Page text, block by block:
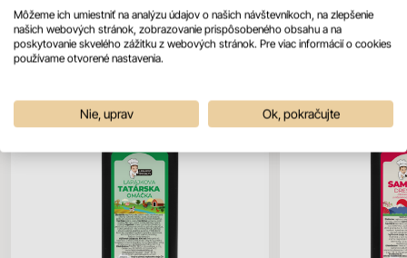
Mohlo by sa vám páčiť Všetky produkty
Môžeme ich umiestniť na analýzu údajov o našich návštevníkoch, na zlepšenie
našich webových stránok, zobrazovanie prispôsobeného obsahu a na
poskytovanie skvelého zážitku z webových stránok. Pre viac informácií o cookies
používame otvorené nastavenia.
Nie, uprav Ok, pokračujte